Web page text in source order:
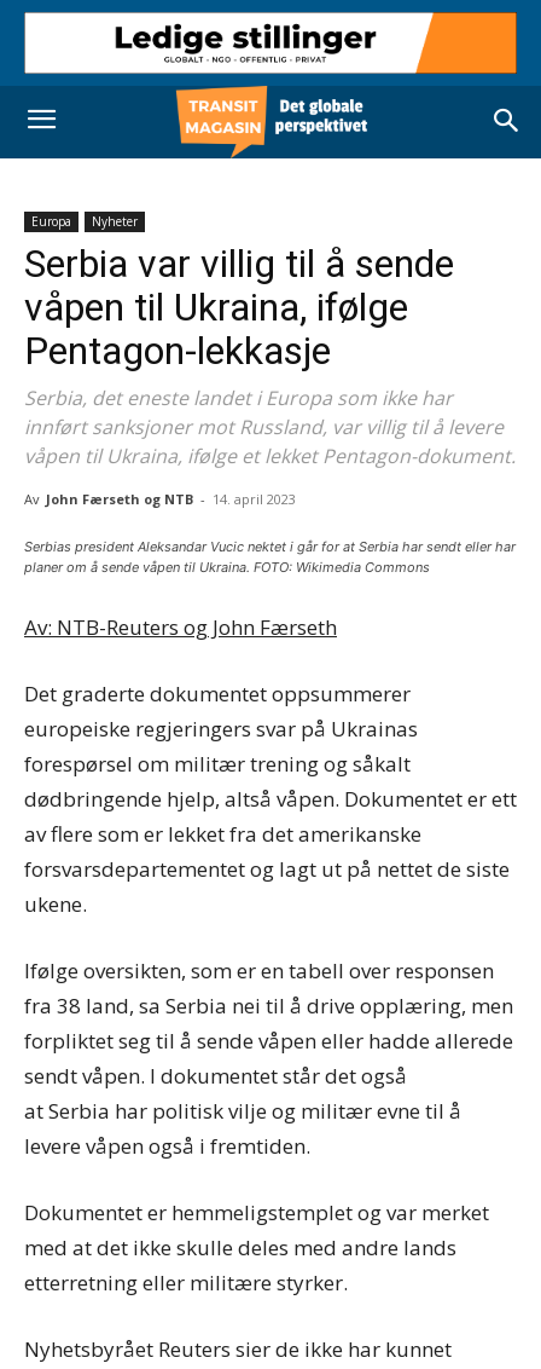
Europa Nyheter
Serbia var villig til å sende
våpen til Ukraina, ifølge
Pentagon-lekkasje
Serbia, det eneste landet i Europa som ikke har
innført sanksjoner mot Russland, var villig til å levere
våpen til Ukraina, ifølge et lekket Pentagon-dokument.
Av John Færseth og NTB - 14. april 2023
Serbias president Aleksandar Vucic nektet i går for at Serbia har sendt eller har
planer om å sende våpen til Ukraina. FOTO: Wikimedia Commons
Av: NTB-Reuters og John Færseth
Det graderte dokumentet oppsummerer
europeiske regjeringers svar på Ukrainas
forespørsel om militær trening og såkalt
dødbringende hjelp, altså våpen. Dokumentet er ett
av flere som er lekket fra det amerikanske
forsvarsdepartementet og lagt ut på nettet de siste
ukene.
Ifølge oversikten, som er en tabell over responsen
fra 38 land, sa Serbia nei til å drive opplæring, men
forpliktet seg til å sende våpen eller hadde allerede
sendt våpen. I dokumentet står det også
at Serbia har politisk vilje og militær evne til å
levere våpen også i fremtiden.
Dokumentet er hemmeligstemplet og var merket
med at det ikke skulle deles med andre lands
etterretning eller militære styrker.
Nyhetsbyrået Reuters sier de ikke har kunnet